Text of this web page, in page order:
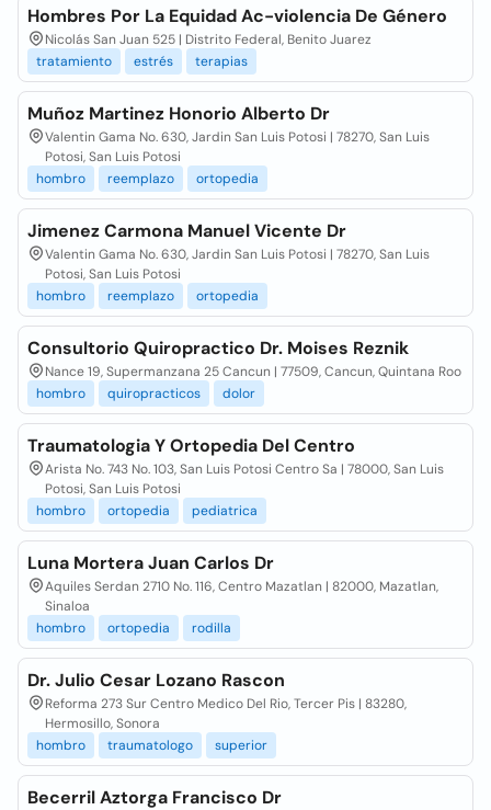
Hombres Por La Equidad Ac-violencia De Género
Nicolás San Juan 525 | Distrito Federal, Benito Juarez
tratamiento
estrés terapias
Muñoz Martinez Honorio Alberto Dr
Valentin Gama No. 630, Jardin San Luis Potosi | 78270, San Luis
Potosi, San Luis Potosi
hombro
reemplazo ortopedia
Jimenez Carmona Manuel Vicente Dr
Valentin Gama No. 630, Jardin San Luis Potosi | 78270, San Luis
Potosi, San Luis Potosi
hombro
reemplazo ortopedia
Consultorio Quiropractico Dr. Moises Reznik
Nance 19, Supermanzana 25 Cancun | 77509, Cancun, Quintana Roo
hombro
quiropracticos dolor
Traumatologia Y Ortopedia Del Centro
Arista No. 743 No. 103, San Luis Potosi Centro Sa | 78000, San Luis
Potosi, San Luis Potosi
hombro
ortopedia pediatrica
Luna Mortera Juan Carlos Dr
Aquiles Serdan 2710 No. 116, Centro Mazatlan | 82000, Mazatlan,
Sinaloa
hombro
ortopedia rodilla
Dr. Julio Cesar Lozano Rascon
Reforma 273 Sur Centro Medico Del Rio, Tercer Pis | 83280,
Hermosillo, Sonora
hombro
traumatologo superior
Becerril Aztorga Francisco Dr